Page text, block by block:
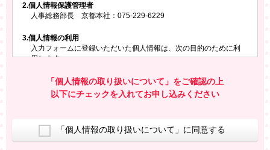
所属施設名
会員番号またはクーポンコード
2.個人情報保護管理者
人事総務部長 京都本社：075-229-6229
3.個人情報の利用
入力フォームに登録いただいた個人情報は、次の目的のために利
用します。
お問い合わせにお答えするため
レプトンのキャンペーンや新商品（新サービス）、新規開講教
室等をご案内するため
換した上で、広告・宣伝・販売促進活動に役立てること
上記の利用目的のために第三者へ提供すること
「個人情報の取り扱いについて」をご確認の上
以下にチェックを入れてお申し込みください
「個人情報の取り扱いについて」に同意する